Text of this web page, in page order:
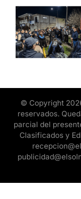
© Copyright
reservados.
parcial del
Clasificados y